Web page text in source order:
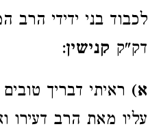
לכבוד בני ידידי
דק"ק קנישין:
א) ראיתי דבריך
עליו מאת הרב דעירו